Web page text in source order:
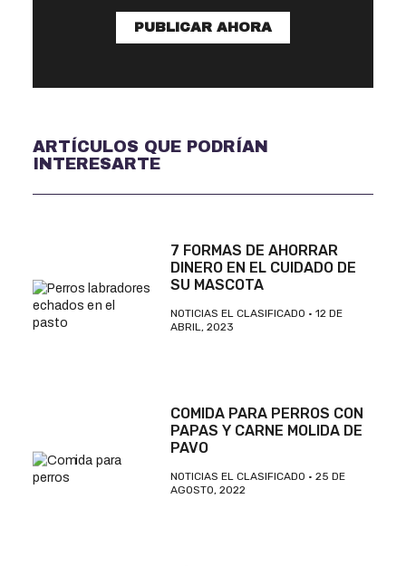
PUBLICAR AHORA
ARTÍCULOS QUE PODRÍAN
INTERESARTE
7 FORMAS DE AHORRAR
DINERO EN EL CUIDADO DE
SU MASCOTA
NOTICIAS EL CLASIFICADO
12 DE
ABRIL, 2023
COMIDA PARA PERROS CON
PAPAS Y CARNE MOLIDA DE
PAVO
NOTICIAS EL CLASIFICADO
25 DE
AGOSTO, 2022